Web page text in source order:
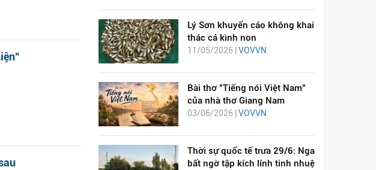
Lý Sơn khuyến cáo không khai
thác cá kình non
11/05/2026 | VOVVN
Bài thơ "Tiếng nói Việt Nam"
của nhà thơ Giang Nam
03/06/2026 | VOVVN
Thời sự quốc tế trưa 29/6: Nga
bất ngờ tập kích lính tinh nhuệ